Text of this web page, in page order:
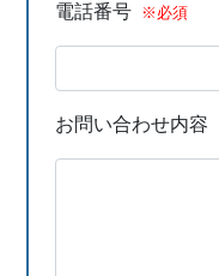
電話番号 ※必須
お問い合わせ内容